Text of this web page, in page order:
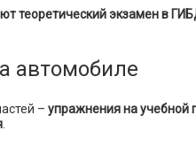
теоретический экзамен в
автомобиле
– упражнения на учебной
.